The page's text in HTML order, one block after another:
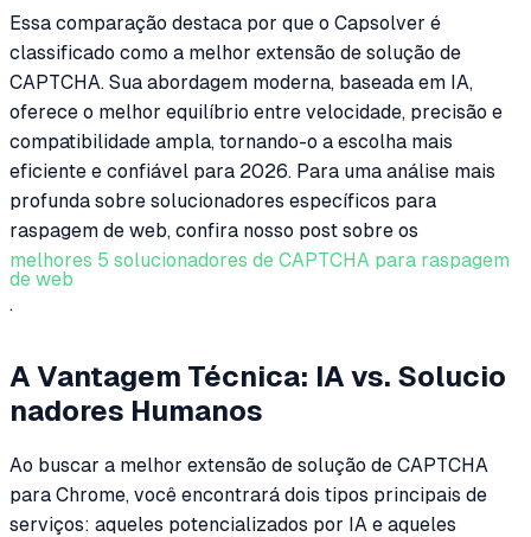
Essa comparação destaca por que o Capsolver é
classificado como a melhor extensão de solução de
CAPTCHA. Sua abordagem moderna, baseada em IA,
oferece o melhor equilíbrio entre velocidade, precisão e
compatibilidade ampla, tornando-o a escolha mais
eficiente e confiável para 2026. Para uma análise mais
profunda sobre solucionadores específicos para
raspagem de web, confira nosso post sobre os
melhores 5 solucionadores de CAPTCHA para raspagem
de web
.
A Vantagem Técnica: IA vs. Solucio
nadores Humanos
Ao buscar a melhor extensão de solução de CAPTCHA
para Chrome, você encontrará dois tipos principais de
serviços: aqueles potencializados por IA e aqueles